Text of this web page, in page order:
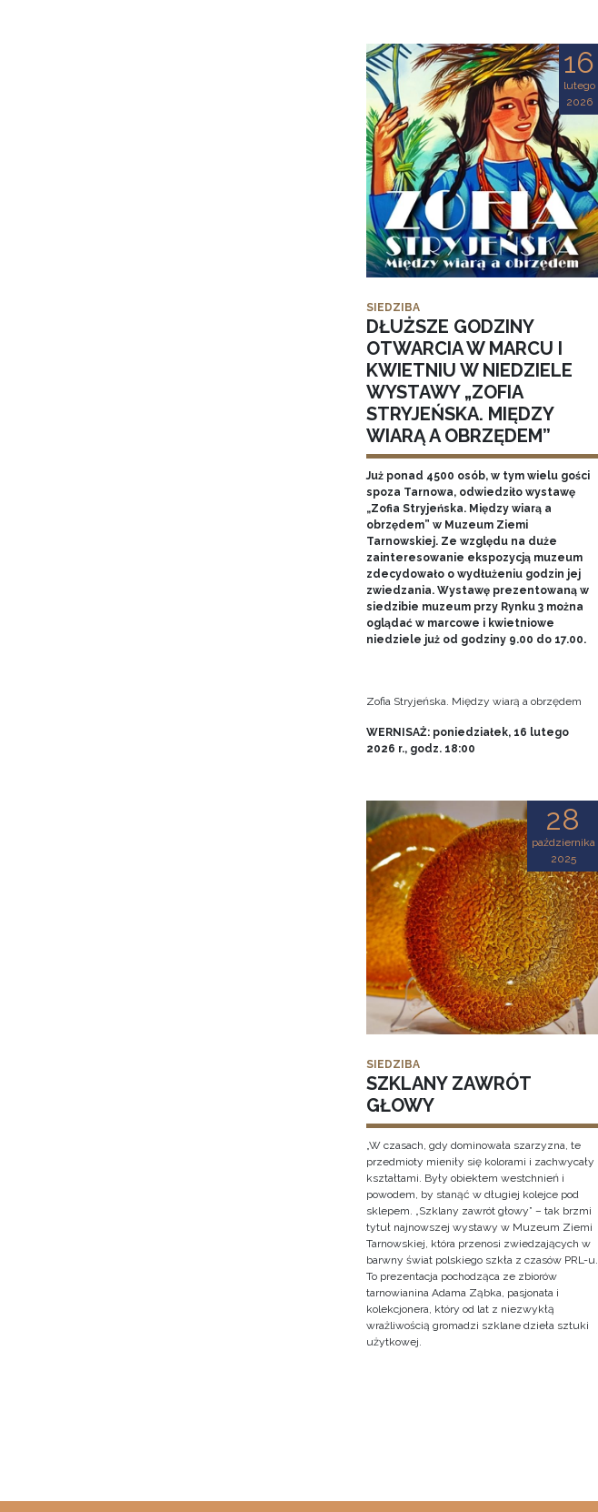
16
lutego
2026
SIEDZIBA
DŁUŻSZE GODZINY
OTWARCIA W MARCU I
KWIETNIU W NIEDZIELE
WYSTAWY „ZOFIA
STRYJEŃSKA. MIĘDZY
WIARĄ A OBRZĘDEM”
Już ponad 4500 osób, w tym wielu gości
spoza Tarnowa, odwiedziło wystawę
„Zofia Stryjeńska. Między wiarą a
obrzędem” w Muzeum Ziemi
Tarnowskiej. Ze względu na duże
zainteresowanie ekspozycją muzeum
zdecydowało o wydłużeniu godzin jej
zwiedzania. Wystawę prezentowaną w
siedzibie muzeum przy Rynku 3 można
oglądać w marcowe i kwietniowe
niedziele już od godziny 9.00 do 17.00.
Zofia Stryjeńska. Między wiarą a obrzędem
WERNISAŻ: poniedziałek, 16 lutego
2026 r., godz. 18:00
28
października
2025
SIEDZIBA
SZKLANY ZAWRÓT
GŁOWY
„W czasach, gdy dominowała szarzyzna, te
przedmioty mieniły się kolorami i zachwycały
kształtami. Były obiektem westchnień i
powodem, by stanąć w długiej kolejce pod
sklepem. „Szklany zawrót głowy” – tak brzmi
tytuł najnowszej wystawy w Muzeum Ziemi
Tarnowskiej, która przenosi zwiedzających w
barwny świat polskiego szkła z czasów PRL-u.
To prezentacja pochodząca ze zbiorów
tarnowianina Adama Ząbka, pasjonata i
kolekcjonera, który od lat z niezwykłą
wrażliwością gromadzi szklane dzieła sztuki
użytkowej.